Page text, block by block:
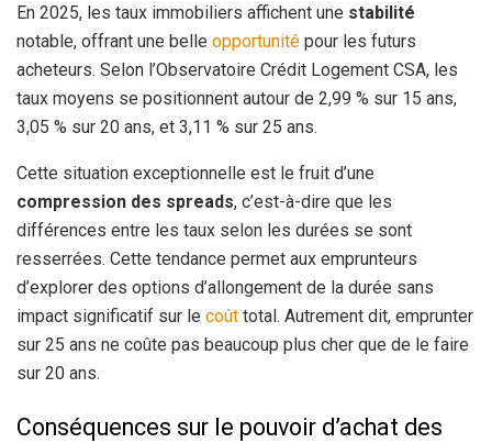
En 2025, les taux immobiliers affichent une stabilité
notable, offrant une belle opportunité pour les futurs
acheteurs. Selon l’Observatoire Crédit Logement CSA, les
taux moyens se positionnent autour de 2,99 % sur 15 ans,
3,05 % sur 20 ans, et 3,11 % sur 25 ans.
Cette situation exceptionnelle est le fruit d’une
compression des spreads, c’est-à-dire que les
différences entre les taux selon les durées se sont
resserrées. Cette tendance permet aux emprunteurs
d’explorer des options d’allongement de la durée sans
impact significatif sur le coût total. Autrement dit, emprunter
sur 25 ans ne coûte pas beaucoup plus cher que de le faire
sur 20 ans.
Conséquences sur le pouvoir d’achat des